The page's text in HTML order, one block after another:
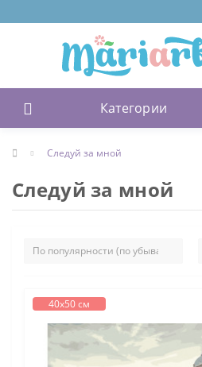
Категории
Следуй за мной
Следуй за мной
40х50 см